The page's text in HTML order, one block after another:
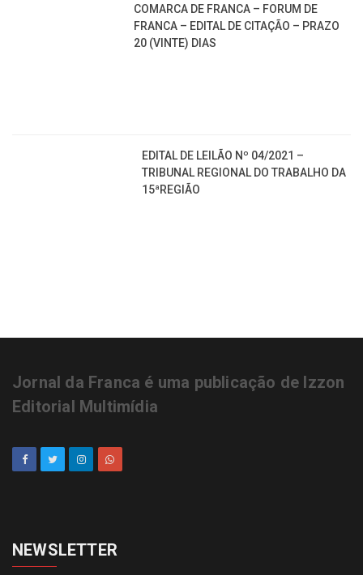
COMARCA DE FRANCA – FORUM DE
FRANCA – EDITAL DE CITAÇÃO – PRAZO
20 (VINTE) DIAS
EDITAL DE LEILÃO Nº 04/2021 –
TRIBUNAL REGIONAL DO TRABALHO DA
15ªREGIÃO
Jornal da Franca é uma publicação de Izzon
Editorial Multimídia
NEWSLETTER